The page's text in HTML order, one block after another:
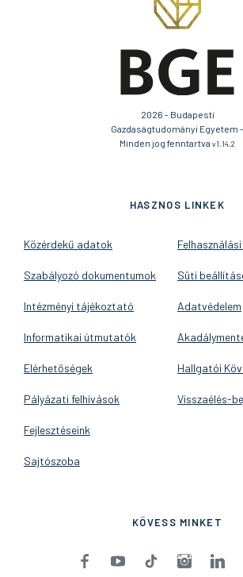
2026 - Budapesti
Gazdaságtudományi Egyetem -
Minden jog fenntartva v1.14.2
HASZNOS LINKEK
Közérdekű adatok
Szabályozó dokumentumok
Intézményi tájékoztató
Informatikai útmutatók
Elérhetőségek
Pályázati felhívások
Fejlesztéseink
Sajtószoba
Süti
Adatvédelem
Hallgatói
Visszaélés-
KÖVESS MINKET